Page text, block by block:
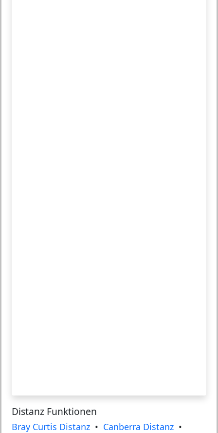
Distanz Funktionen
Bray Curtis Distanz • Canberra Distanz •